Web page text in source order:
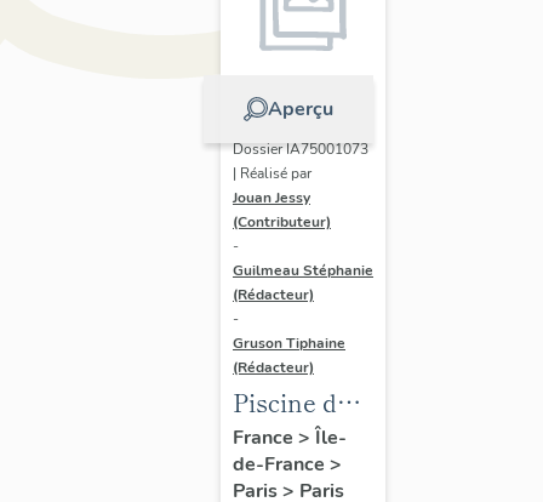
Aperçu
Dossier IA75001073
| Réalisé par
Jouan Jessy
(Contributeur)
-
Guilmeau Stéphanie
(Rédacteur)
-
Gruson Tiphaine
(Rédacteur)
Piscine des
Tourelles,
Georges
France > Île-
de-France >
Paris> Paris